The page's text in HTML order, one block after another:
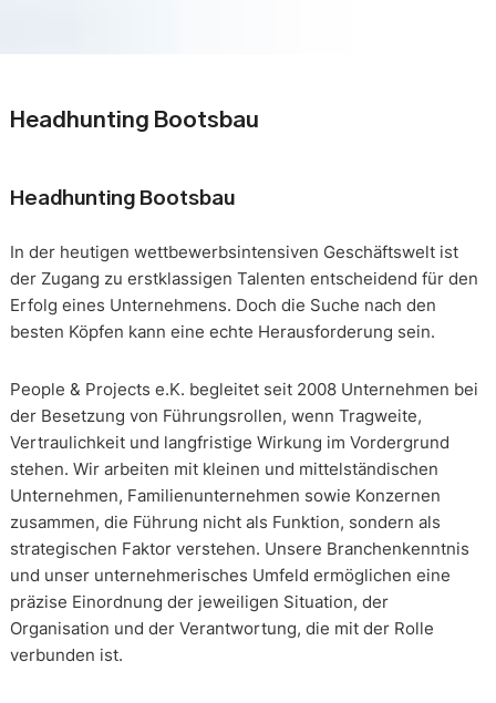
Headhunting Bootsbau
Headhunting Bootsbau
In der heutigen wettbewerbsintensiven Geschäftswelt ist
der Zugang zu erstklassigen Talenten entscheidend für den
Erfolg eines Unternehmens. Doch die Suche nach den
besten Köpfen kann eine echte Herausforderung sein.
People & Projects e.K. begleitet seit 2008 Unternehmen bei
der Besetzung von Führungsrollen, wenn Tragweite,
Vertraulichkeit und langfristige Wirkung im Vordergrund
stehen. Wir arbeiten mit kleinen und mittelständischen
Unternehmen, Familienunternehmen sowie Konzernen
zusammen, die Führung nicht als Funktion, sondern als
strategischen Faktor verstehen. Unsere Branchenkenntnis
und unser unternehmerisches Umfeld ermöglichen eine
präzise Einordnung der jeweiligen Situation, der
Organisation und der Verantwortung, die mit der Rolle
verbunden ist.